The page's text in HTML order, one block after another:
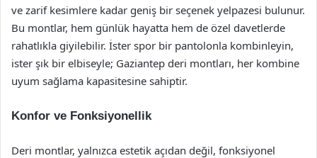
ve zarif kesimlere kadar geniş bir seçenek yelpazesi bulunur.
Bu montlar, hem günlük hayatta hem de özel davetlerde
rahatlıkla giyilebilir. İster spor bir pantolonla kombinleyin,
ister şık bir elbiseyle; Gaziantep deri montları, her kombine
uyum sağlama kapasitesine sahiptir.
Konfor ve Fonksiyonellik
Deri montlar, yalnızca estetik açıdan değil, fonksiyonel